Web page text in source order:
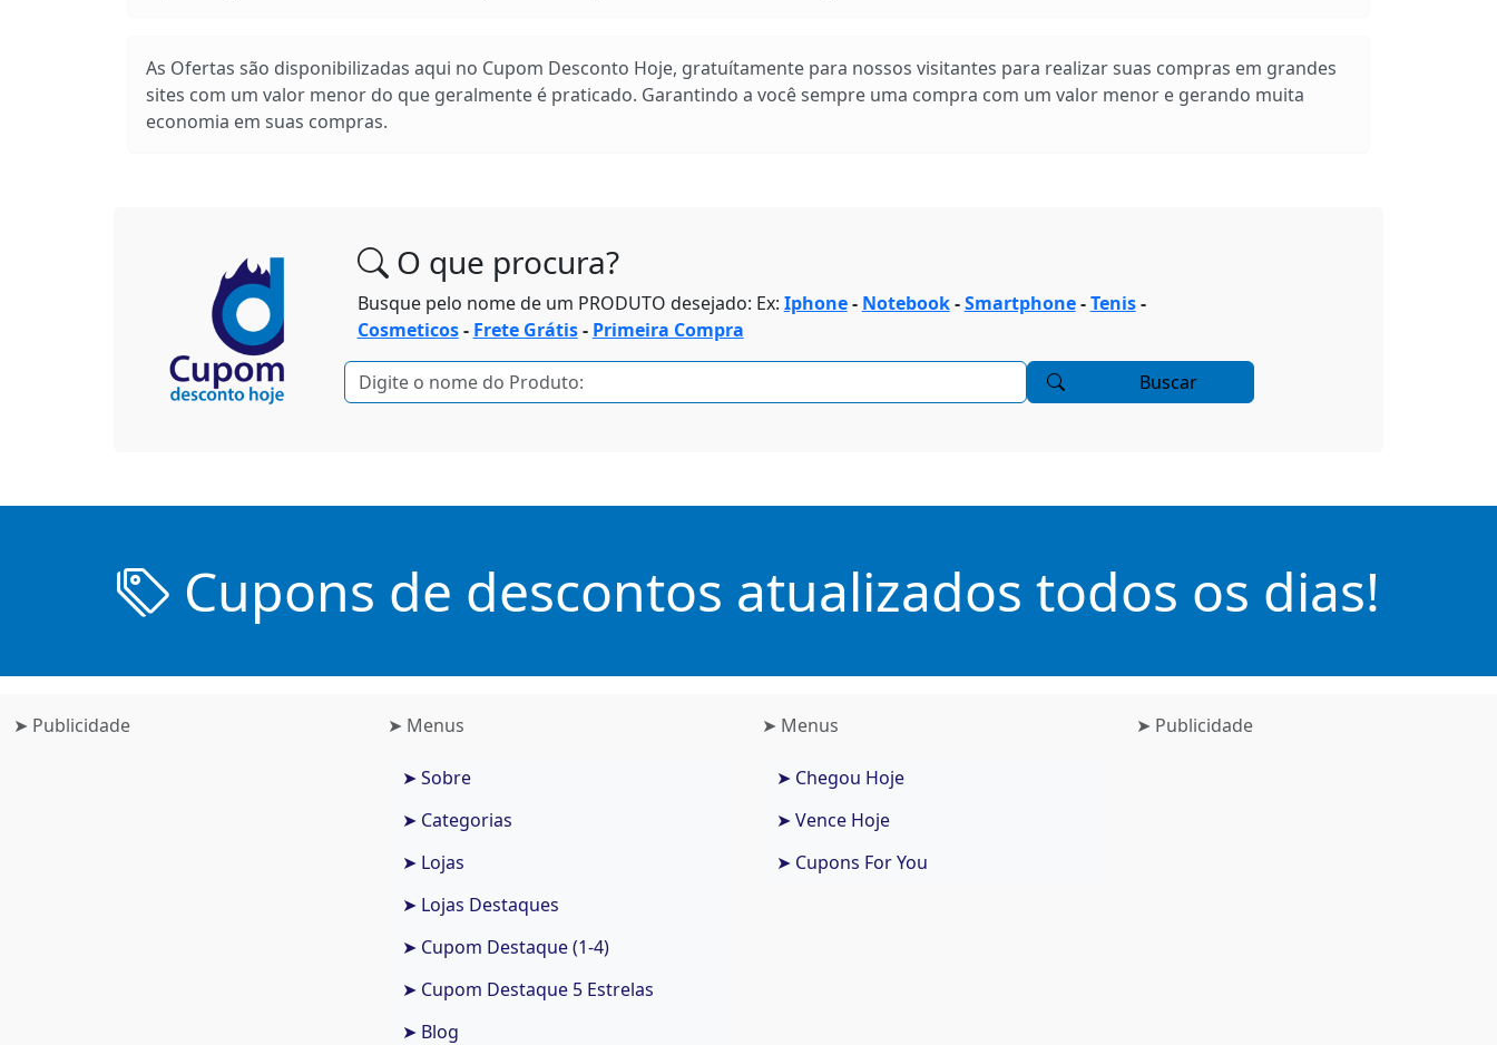
As Ofertas são disponibilizadas aqui no Cupom Desconto Hoje, gratuítamente para nossos visitantes para realizar suas compras em grandes
sites com um valor menor do que geralmente é praticado. Garantindo a você sempre uma compra com um valor menor e gerando muita
economia em suas compras.
O que procura?
Busque pelo nome de um PRODUTO desejado: Ex: Iphone- Notebook-Smartphone-Tenis-
Cosmeticos- Frete Grátis- Primeira Compra
Buscar
Cupons de descontos atualizados todos os dias!
➤ Publicidade ➤ Menus
➤ Sobre
➤ Categorias
➤ Lojas
➤ Lojas Destaques
➤ Cupom Destaque (1-4)
➤ Cupom Destaque 5 Estrelas
➤ Blog
➤ Menus
➤ Chegou Hoje
➤ Vence Hoje
➤ Cupons For You
➤ Publicidade